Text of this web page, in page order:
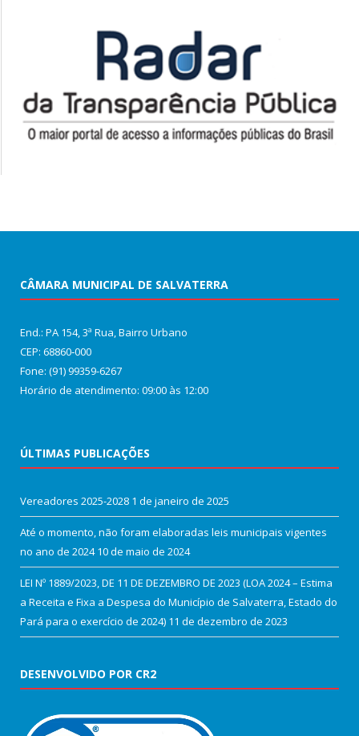
CÂMARA MUNICIPAL DE SALVATERRA
End.: PA 154, 3ª Rua, Bairro Urbano
CEP: 68860‑000
Fone: (91) 99359-6267
Horário de atendimento: 09:00 às 12:00
ÚLTIMAS PUBLICAÇÕES
Vereadores 2025-2028 1 de janeiro de 2025
Até o momento, não foram elaboradas leis municipais vigentes
no ano de 2024 10 de maio de 2024
LEI Nº 1889/2023, DE 11 DE DEZEMBRO DE 2023 (LOA 2024 – Estima
a Receita e Fixa a Despesa do Município de Salvaterra, Estado do
Pará para o exercício de 2024) 11 de dezembro de 2023
DESENVOLVIDO POR CR2